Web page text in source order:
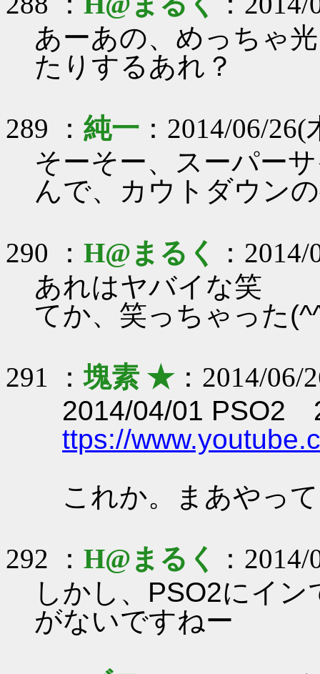
あーあの、めっちゃ
たりするあれ？
289 ： 純一 ：2014/06/
そーそー、スーパー
んで、カウトダウン
290 ： H@まるく
：
あれはヤバイな笑
てか、笑っちゃった
291 ：塊素 ★：2014/06/
2014/04/01 PSO2
ttps://
これか。まあやっ
292 ： H@まるく
：
しかし、PSO2にイ
がないですねー